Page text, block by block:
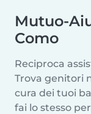
Mutuo-
Como
Reciproca
Trova genitori
cura dei tuoi
fai lo stesso